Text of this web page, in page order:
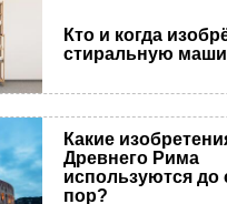
Кто и когда
стиральную
Какие
Древнего Рима
используются до
пор?